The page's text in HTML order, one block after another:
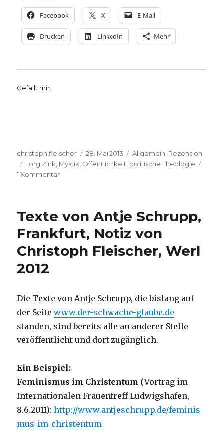
Facebook X E-Mail
Drucken LinkedIn Mehr
Gefällt mir:
Autor
christoph.fleischer
Veröffentlicht
am
28. Mai 2013 Kategorien
Allgemein Rezension
Schlagwörter
Jörg Zink Mystik Öffentlichkeit politische Theologie
1 Kommentarzu
Öffentlichkeit
Dimensionen
der
Arbeit
Rezension
von
Christoph
Fleischer,
Werl
Texte von Antje Schrupp,
Frankfurt, Notiz von
Christoph Fleischer, Werl
2012
Die Texte von Antje Schrupp, die bislang auf
der Seitewww.der-schwache-glaube.de
standen, sind bereits alle an anderer Stelle
veröffentlicht und dort zugänglich.
Ein Beispiel:
Feminismus im Christentum (Vortrag im
Internationalen Frauentreff Ludwigshafen,
8.6.2011):http://www.antjeschrupp.de/feminis
mus-im-christentum